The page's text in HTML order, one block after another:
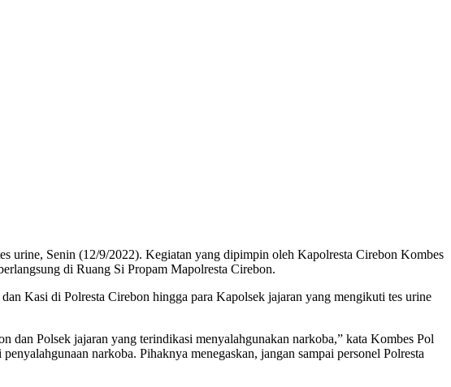
urine, Senin (12/9/2022). Kegiatan yang dipimpin oleh Kapolresta Cirebon Kombes
di Ruang Si Propam Mapolresta Cirebon.
Kasi di Polresta Cirebon hingga para Kapolsek jajaran yang mengikuti tes urine
dan Polsek jajaran yang terindikasi menyalahgunakan narkoba,” kata Kombes Pol
narkoba. Pihaknya menegaskan, jangan sampai personel Polresta